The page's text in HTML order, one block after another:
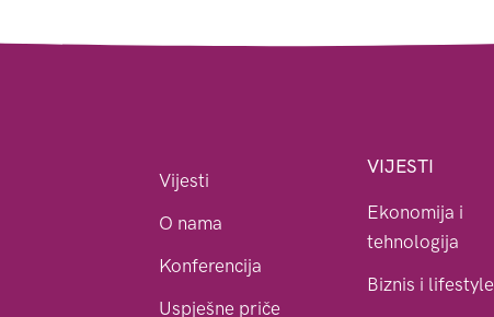
Vijesti
O nama
Konferencija
Uspješne priče
VIJESTI
Ekonomija i
tehnologija
Biznis i lifestyle